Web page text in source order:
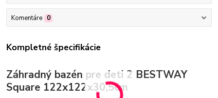
Komentáre 0
Kompletné špecifikácie
Záhradný bazén pre deti 2 BESTWAY
Square 122x122x30,5cm